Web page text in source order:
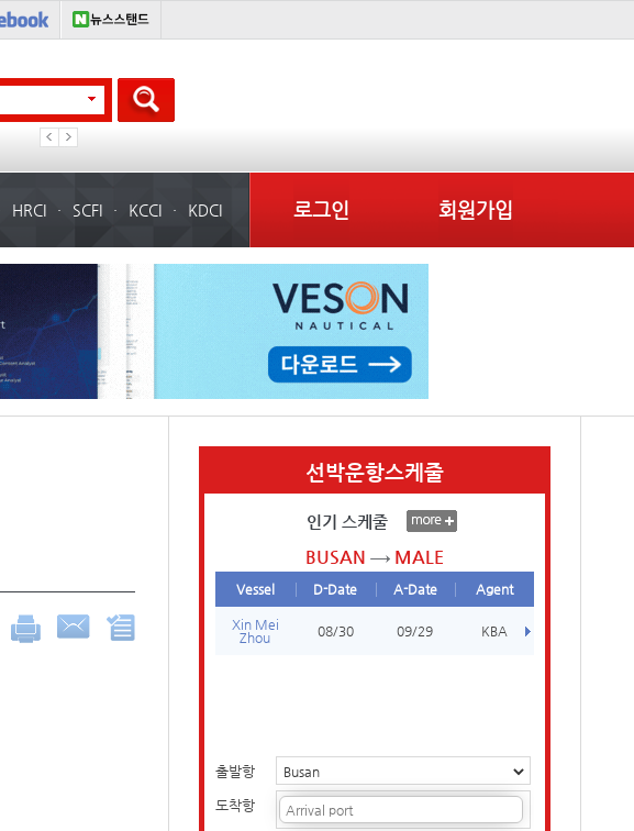
�
HRCI SCFI KCCI KDCI 로그인 회원가입
선박운항스케줄
인기 스케줄
BUSAN MALE
Vessel D-Date A-Date Agent
Xin Mei
Zhou
08/30 09/29 KBA
출발항
도착항